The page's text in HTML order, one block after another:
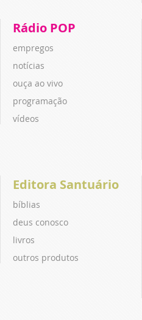
Rádio POP
empregos
notícias
ouça ao vivo
programação
vídeos
Editora Santuário
bíblias
deus conosco
livros
outros produtos